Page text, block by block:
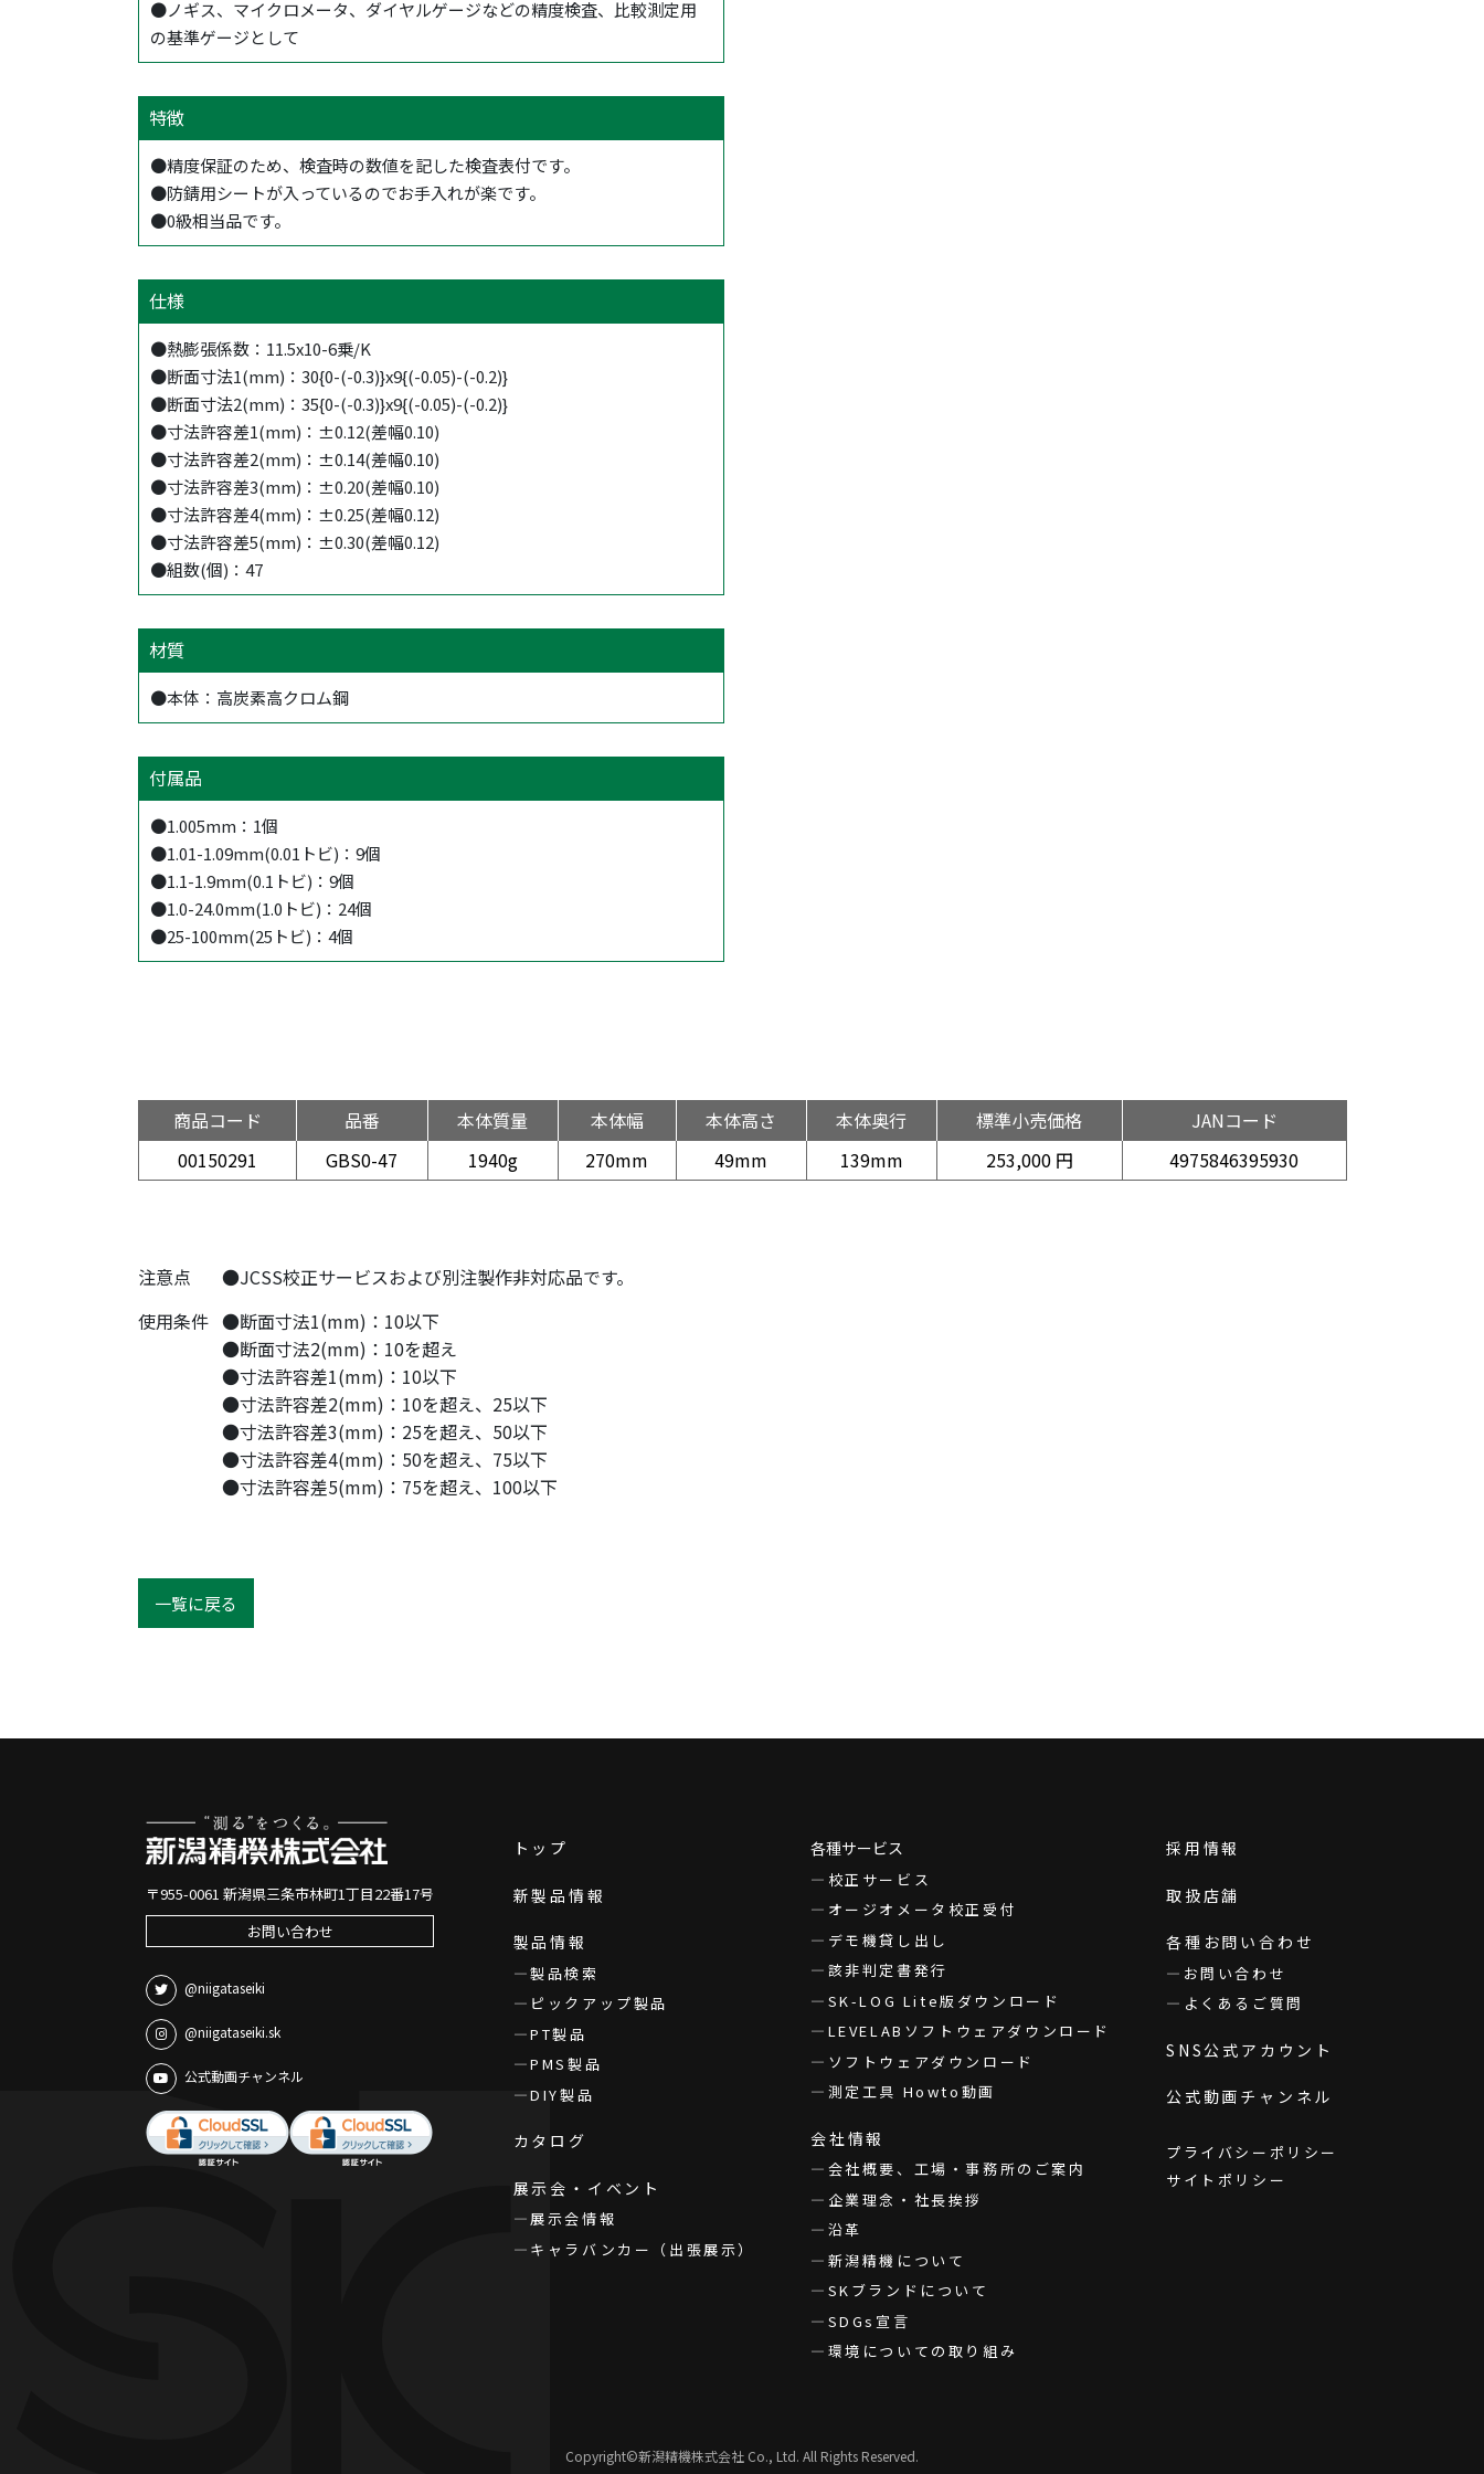
●ノギス、マイクロメータ、ダイヤルゲージなどの精度検査、比較測定用
の基準ゲージとして
特徴
●精度保証のため、検査時の数値を記した検査表付です。
●防錆用シートが入っているのでお手入れが楽です。
●0級相当品です。
仕様
●熱膨張係数：11.5x10-6乗/K
●断面寸法1(mm)：30{0-(-0.3)}x9{(-0.05)-(-0.2)}
●断面寸法2(mm)：35{0-(-0.3)}x9{(-0.05)-(-0.2)}
●寸法許容差1(mm)：±0.12(差幅0.10)
●寸法許容差2(mm)：±0.14(差幅0.10)
●寸法許容差3(mm)：±0.20(差幅0.10)
●寸法許容差4(mm)：±0.25(差幅0.12)
●寸法許容差5(mm)：±0.30(差幅0.12)
●組数(個)：47
材質
●本体：高炭素高クロム鋼
付属品
●1.005mm：1個
●1.01-1.09mm(0.01トビ)：9個
●1.1-1.9mm(0.1トビ)：9個
●1.0-24.0mm(1.0トビ)：24個
●25-100mm(25トビ)：4個
商品コード 品番 本体質量 本体幅 本体高さ 本体奥行 標準小売価格
JANコード
00150291
GBS0-47 1940g 270mm 49mm 139mm 253,000 円 4975846395930
注意点
●JCSS校正サービスおよび別注製作非対応品です。
使用条件 ●断面寸法1(mm)：10以下
●断面寸法2(mm)：10を超え
●寸法許容差1(mm)：10以下
●寸法許容差2(mm)：10を超え、25以下
●寸法許容差3(mm)：25を超え、50以下
●寸法許容差4(mm)：50を超え、75以下
●寸法許容差5(mm)：75を超え、100以下
一覧に戻る
〒955-0061 新潟県三条市林町1丁目22番17号
お問い合わせ
@niigataseiki
@niigataseiki.sk
公式動画チャンネル
トップ
新製品情報
製品情報
製品検索
ピックアップ製品
PT製品
PMS製品
DIY製品
カタログ
展示会・イベント
展示会情報
キャラバンカー（出張展示）
各種サービス
校正サービス
オージオメータ校正受付
デモ機貸し出し
該非判定書発行
SK-LOG Lite版ダウンロード
LEVELABソフトウェアダウンロード
ソフトウェアダウンロード
測定工具 Howto動画
会社情報
会社概要、工場・事務所のご案内
企業理念・社長挨拶
沿革
新潟精機について
SKブランドについて
SDGs宣言
環境についての取り組み
採用情報
取扱店舗
各種お問い合わせ
お問い合わせ
よくあるご質問
SNS公式アカウント
公式動画チャンネル
プライバシーポリシー
サイトポリシー
Copyright©新潟精機株式会社 Co., Ltd. All Rights Reserved.